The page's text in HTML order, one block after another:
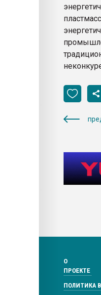
О
ПРОЕКТЕ
ПОЛИТИКА